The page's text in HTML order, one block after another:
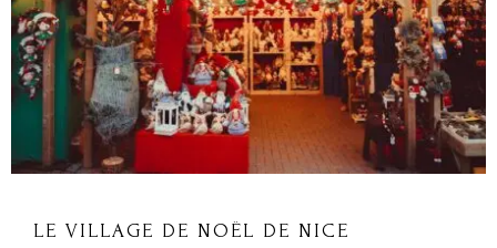
LE VILLAGE DE NOËL DE NICE